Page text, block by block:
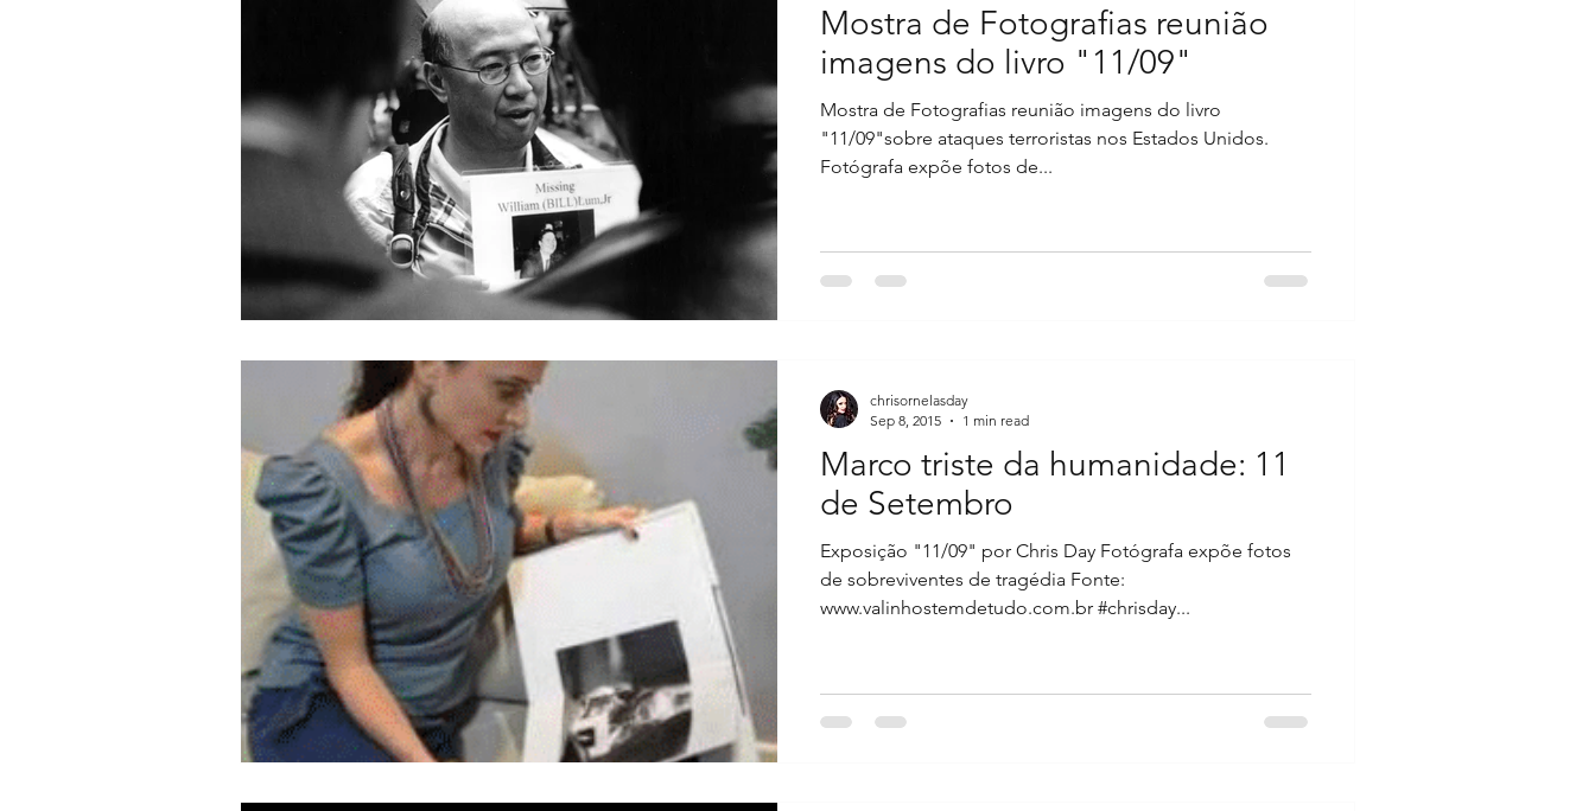
Mostra de Fotografias reunião
imagens do livro "11/09"
Mostra de Fotografias reunião imagens do livro
"11/09"sobre ataques terroristas nos Estados Unidos.
Fotógrafa expõe fotos de...
Marco triste da humanidade: 11
de Setembro
Exposição "11/09" por Chris Day Fotógrafa expõe fotos
de sobreviventes de tragédia Fonte:
www.valinhostemdetudo.com.br #chrisday...
chrisornelasday
Sep 8, 2015
1 min read